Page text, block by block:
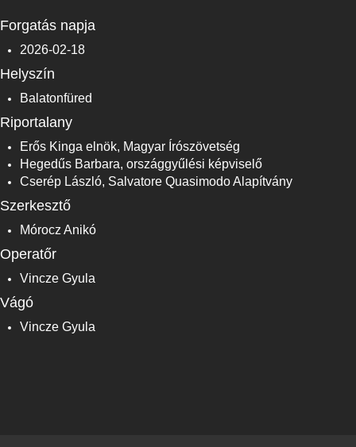
Forgatás napja
2026-02-18
Helyszín
Balatonfüred
Riportalany
Erős Kinga elnök, Magyar Írószövetség
Hegedűs Barbara, országgyűlési képviselő
Cserép László, Salvatore Quasimodo Alapítvány
Szerkesztő
Mórocz Anikó
Operatőr
Vincze Gyula
Vágó
Vincze Gyula